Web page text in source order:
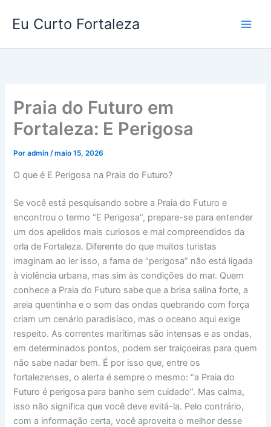
para
conteúdo
Eu Curto Fortaleza
Praia do Futuro em
Fortaleza: E Perigosa
Poradmin/maio 15, 2026
O que é E Perigosa na Praia do Futuro?
Se você está pesquisando sobre a Praia do Futuro e
encontrou o termo “E Perigosa”, prepare-se para entender
um dos apelidos mais curiosos e mal compreendidos da
orla de Fortaleza. Diferente do que muitos turistas
imaginam ao ler isso, a fama de “perigosa” não está ligada
à violência urbana, mas sim às condições do mar. Quem
conhece a Praia do Futuro sabe que a brisa salina forte, a
areia quentinha e o som das ondas quebrando com força
criam um cenário paradisíaco, mas o oceano aqui exige
respeito. As correntes marítimas são intensas e as ondas,
em determinados pontos, podem ser traiçoeiras para quem
não sabe nadar bem. É por isso que, entre os
fortalezenses, o alerta é sempre o mesmo: “a Praia do
Futuro é perigosa para banho sem cuidado”. Mas calma,
isso não significa que você deve evitá-la. Pelo contrário,
com a informação certa, você aproveita o melhor desse